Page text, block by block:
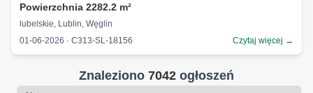
Powierzchnia 2282.2 m²
lubelskie, Lublin, Węglin
01-06-2026 · C313-SL-18156
Czytaj więcej →
Znaleziono 7042 ogłoszeń